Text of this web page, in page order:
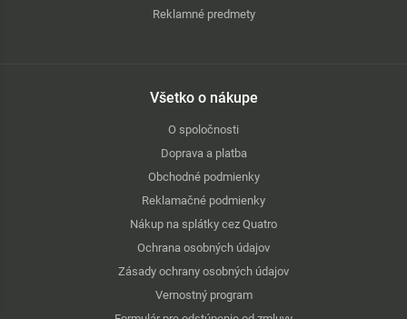
Reklamné predmety
Všetko o nákupe
O spoločnosti
Doprava a platba
Obchodné podmienky
Reklamačné podmienky
Nákup na splátky cez Quatro
Ochrana osobných údajov
Zásady ochrany osobných údajov
Vernostný program